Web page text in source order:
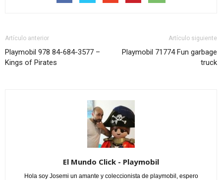
Artículo anterior
Playmobil 978 84-684-3577 –
Kings of Pirates
Artículo siguiente
Playmobil 71774 Fun garbage
truck
El Mundo Click - Playmobil
Hola soy Josemi un amante y coleccionista de playmobil, espero